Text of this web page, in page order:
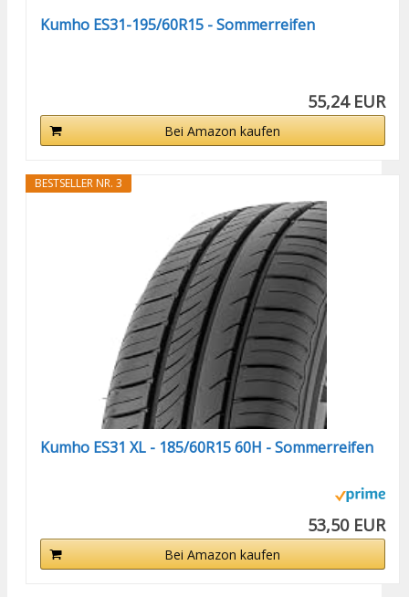
Kumho ES31-195/60R15 - Sommerreifen
55,24 EUR
Bei Amazon kaufen
BESTSELLER NR. 3
Kumho ES31 XL - 185/60R15 60H - Sommerreifen
53,50 EUR
Bei Amazon kaufen